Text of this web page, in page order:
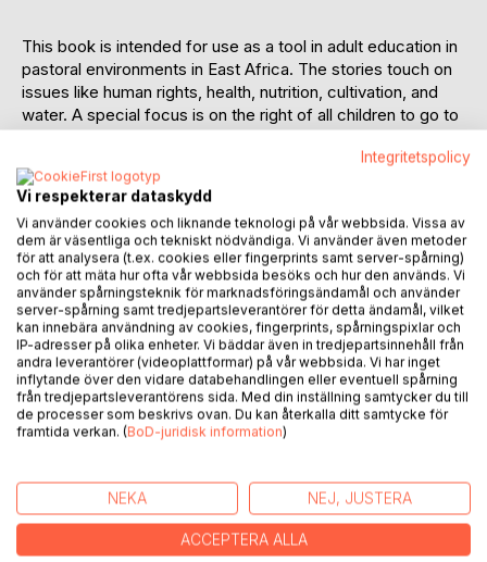
This book is intended for use as a tool in adult education in
pastoral environments in East Africa. The stories touch on
issues like human rights, health, nutrition, cultivation, and
water. A special focus is on the right of all children to go to
The stories are designed to be used in small groups based
on a participatory approach. The texts are open-ended but
accompanied by some questions intended to encourage
discussions through which the participants, together with
the facilitator, will discover solutions to certain problems or
get new ideas that can affect their daily lives.
The second part of the book is a source section providing
special information on all the topics touched on in the
book.
There is also a chapter on customs, religious beliefs, and
The facilitator's manual at the end of the book gives some
advice on how to best use the material.
Integritetspolicy
Vi respekterar dataskydd
Vi använder cookies och liknande teknologi på vår webbsida. Vissa av
dem är väsentliga och tekniskt nödvändiga. Vi använder även metoder
för att analysera (t.ex. cookies eller fingerprints samt server-spårning)
och för att mäta hur ofta vår webbsida besöks och hur den används. Vi
använder spårningsteknik för marknadsföringsändamål och använder
server-spårning samt tredjepartsleverantörer för detta ändamål, vilket
kan innebära användning av cookies, fingerprints, spårningspixlar och
IP-adresser på olika enheter. Vi bäddar även in tredjepartsinnehåll från
andra leverantörer (videoplattformar) på vår webbsida. Vi har inget
inflytande över den vidare databehandlingen eller eventuell spårning
från tredjepartsleverantörens sida. Med din inställning samtycker du till
de processer som beskrivs ovan. Du kan återkalla ditt samtycke för
framtida verkan. (BoD-juridisk information)
NEKA NEJ, JUSTERA
ACCEPTERA ALLA